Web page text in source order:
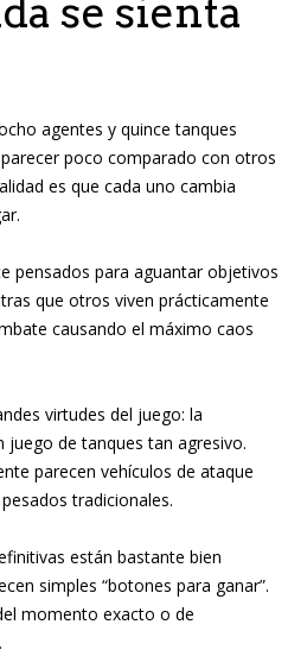
se sienta
agentes y quince tanques
poco comparado con otros
es que cada uno cambia
pensados para aguantar objetivos
que otros viven prácticamente
causando el máximo caos
virtudes del juego: la
juego de tanques tan agresivo.
parecen vehículos de ataque
tradicionales.
están bastante bien
simples “botones para ganar”.
momento exacto o de